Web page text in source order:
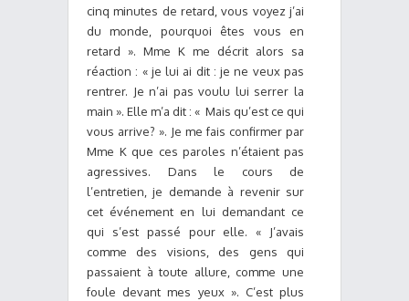
cinq minutes de retard, vous voyez j’ai
du monde, pourquoi êtes vous en
retard ». Mme K me décrit alors sa
réaction : « je lui ai dit : je ne veux pas
rentrer. Je n’ai pas voulu lui serrer la
main ». Elle m’a dit : « Mais qu’est ce qui
vous arrive? ». Je me fais confirmer par
Mme K que ces paroles n’étaient pas
agressives. Dans le cours de
l’entretien, je demande à revenir sur
cet événement en lui demandant ce
qui s’est passé pour elle. « J’avais
comme des visions, des gens qui
passaient à toute allure, comme une
foule devant mes yeux ». C’est plus